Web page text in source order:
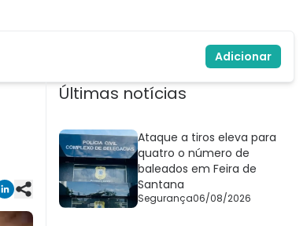
Adicionar
Últimas notícias
Ataque a tiros eleva para
quatro o número de
baleados em Feira de
Santana
Segurança06/08/2026